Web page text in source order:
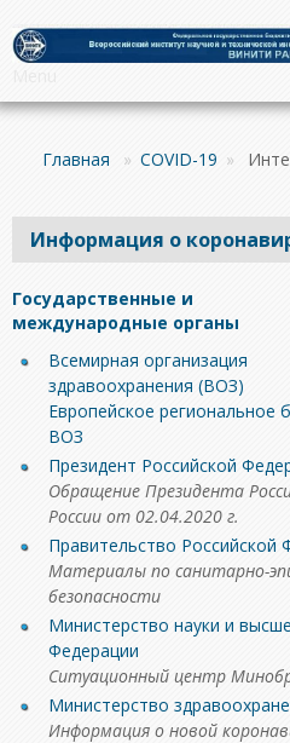
Главная » COVID-19 »
Информация о
Государственные и
международные органы
Всемирная организация
здравоохранения (ВОЗ)
Европейское региональное
ВОЗ
Президент Российской
Обращение Президента
России от 02.04.2020 г.
Правительство Российской
Материалы по санитарно-
безопасности
Министерство науки и
Федерации
Ситуационный центр
Министерство
Информация о новой